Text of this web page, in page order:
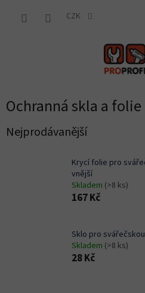
CZK
Ochranná skla a folie
Nejprodávanější
Krycí folie pro
vnější
Skladem (>8 ks)
167 Kč
Sklo pro svářečskou
Skladem (>8 ks)
28 Kč